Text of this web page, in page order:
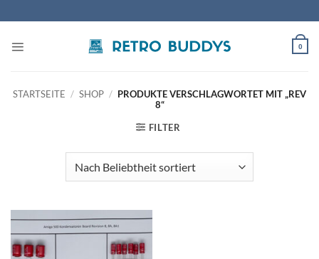
Inhalt
0
STARTSEITE / SHOP / PRODUKTE VERSCHLAGWORTET MIT „REV
8“
FILTER